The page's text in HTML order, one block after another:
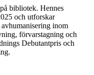
bibliotek. Hennes
och utforskar
inom
förvarstagning och
Debutantpris och